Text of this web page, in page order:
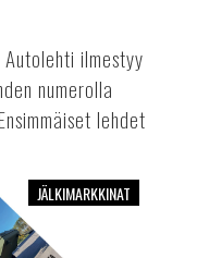
ilmestyy
numerolla
lehdet
JÄLKIMARKKINAT